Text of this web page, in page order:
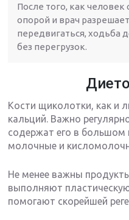
После того, как
опорой и врач
передвигаться, ходьба
без перегрузок.
Кости щиколотки, как и
кальций. Важно
содержат его в большом
молочные и
Не менее важны
выполняют
помогают скорейшей